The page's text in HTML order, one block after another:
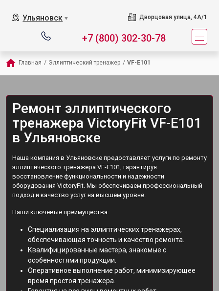
Ульяновск ▼ Дворцовая улица, 4А/1
+7 (800) 302-30-78
Главная / Эллиптический тренажер / VF-E101
Ремонт эллиптического
тренажера VictoryFit VF-E101
в Ульяновске
Наша компания в Ульяновске предоставляет услуги по ремонту
эллиптического тренажера VF-E101, гарантируя
восстановление функциональности и надежности
оборудования VictoryFit. Мы обеспечиваем профессиональный
подход и качество услуг на высшем уровне.
Наши ключевые преимущества:
Специализация на эллиптических тренажерах,
обеспечивающая точность и качество ремонта.
Квалифицированные мастера, знакомые с
особенностями продукции.
Оперативное выполнение работ, минимизирующее
время простоя тренажера.